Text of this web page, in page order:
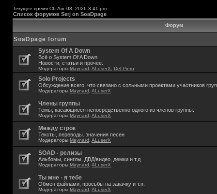
Текущее время Сб Авг 08, 2026 3:41 pm
Список форумов Serj on SoaDpage
Форум
SoaDpage forum
System Of A Down
Всё о System Of A Down.
Новости, статьи и прочее.
Модераторы Maynard ALuserX Del Piero
Solo Projects
Обсуждение всего, что связано с сольными проектами участников
Модераторы Maynard ALuserX
Члены группы
Темы, касающиеся непосредственно одного из членов группы.
Модераторы Maynard ALuserX
Между строк
Тексты, переводы. значения песен
Модераторы Maynard ALuserX
SOAD - релизы
Альбомы, синглы, ДВД/видео, демки и т.д
Модераторы Maynard ALuserX
Ты мне - я тебе
Обмен файлами, просьбы на закачку и т.п.
Модераторы Maynard ALuserX